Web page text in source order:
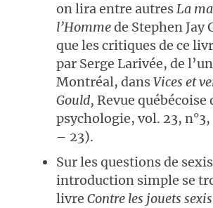
on lira entre autresLa
l’Hommede Stephen Jay
que les critiques de ce
par Serge Larivée, de
Montréal, dansVices et
Gould, Revue québécoise
psychologie, vol. 23,
– 23).
Sur les questions de
introduction simple se
livre Contre les jouets